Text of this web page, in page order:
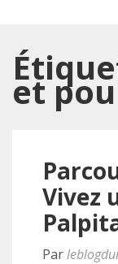
et
Vivez
Par